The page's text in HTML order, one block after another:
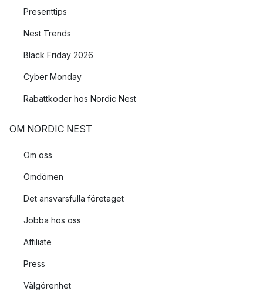
Presenttips
Nest Trends
Black Friday 2026
Cyber Monday
Rabattkoder hos Nordic Nest
OM NORDIC NEST
Om oss
Omdömen
Det ansvarsfulla företaget
Jobba hos oss
Affiliate
Press
Välgörenhet